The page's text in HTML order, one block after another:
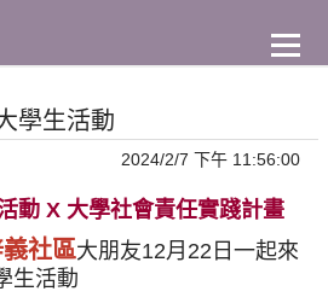
學生活動
2024/2/7 下午 11:56:00
動 X 大學社會責任實踐計畫
社區大朋友12月22日一起來
生活動